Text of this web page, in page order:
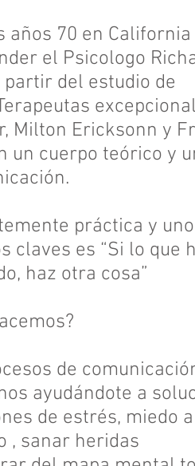
años 70 en
el Psicologo
del estudio de
Milton Ericksonn y
un cuerpo teórico y
práctica y
claves es “Si lo que
haz otra cosa”
de
ayudándote a
de estrés, miedo a
, sanar heridas